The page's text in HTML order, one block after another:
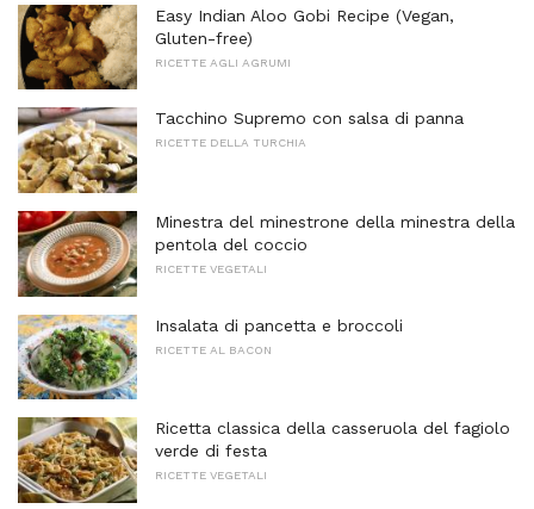
Easy Indian Aloo Gobi Recipe (Vegan,
Gluten-free)
RICETTE AGLI AGRUMI
Tacchino Supremo con salsa di panna
RICETTE DELLA TURCHIA
Minestra del minestrone della minestra della
pentola del coccio
RICETTE VEGETALI
Insalata di pancetta e broccoli
RICETTE AL BACON
Ricetta classica della casseruola del fagiolo
verde di festa
RICETTE VEGETALI